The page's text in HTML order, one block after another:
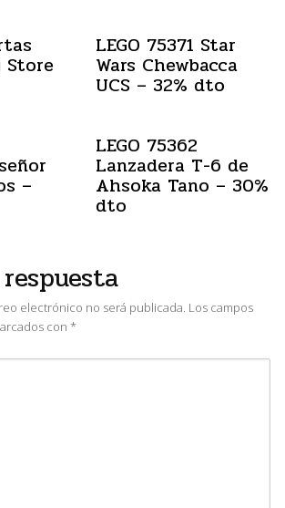
Store
LEGO 75371 Star
Wars Chewbacca
UCS – 32% dto
–
LEGO 75362
Lanzadera T-6 de
Ahsoka Tano – 30%
dto
electrónico no será publicada. Los campos
con *